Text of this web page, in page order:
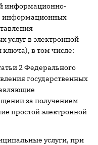
информационно-
информационных
услуг в электронной
в том числе:
2 Федерального
государственных
за получением
простой электронной
услуги, при